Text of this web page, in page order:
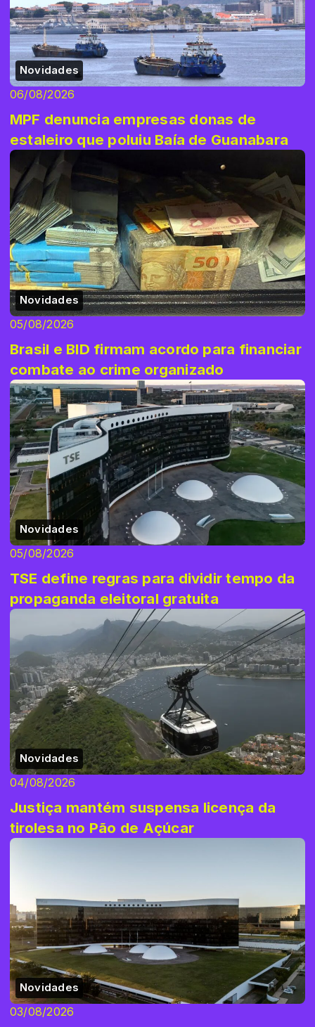
Novidades
06/08/2026
MPF denuncia empresas donas de
estaleiro que poluiu Baía de Guanabara
Novidades
05/08/2026
Brasil e BID firmam acordo para financiar
combate ao crime organizado
Novidades
05/08/2026
TSE define regras para dividir tempo da
propaganda eleitoral gratuita
Novidades
04/08/2026
Justiça mantém suspensa licença da
tirolesa no Pão de Açúcar
Novidades
03/08/2026